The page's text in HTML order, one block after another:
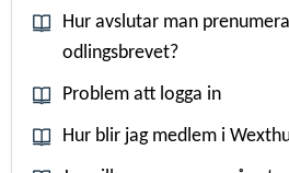
Hur avslutar man
odlingsbrevet?
Problem att logga in
Hur blir jag medlem i